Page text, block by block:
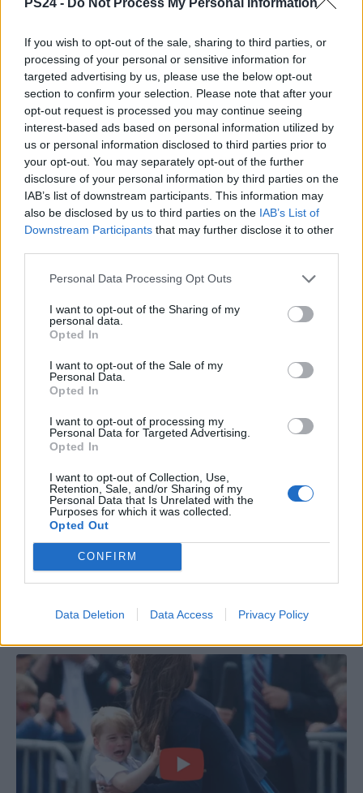
If you wish to opt-out of the sale, sharing to third parties, or
processing of your personal or sensitive information for
targeted advertising by us, please use the below opt-out
section to confirm your selection. Please note that after your
opt-out request is processed you may continue seeing
interest-based ads based on personal information utilized by
us or personal information disclosed to third parties prior to
your opt-out. You may separately opt-out of the further
disclosure of your personal information by third parties on the
IAB’s list of downstream participants. This information may
also be disclosed by us to third parties on the IAB’s List of
Downstream Participants that may further disclose it to other
Personal Data Processing Opt Outs
I want to opt-out of the Sharing of my
personal data.
Opted In
I want to opt-out of the Sale of my
Personal Data.
Opted In
I want to opt-out of processing my
Personal Data for Targeted Advertising.
Opted In
I want to opt-out of Collection, Use,
Retention, Sale, and/or Sharing of my
Personal Data that Is Unrelated with the
Purposes for which it was collected.
Opted Out
CONFIRM
Data Deletion Data Access Privacy Policy